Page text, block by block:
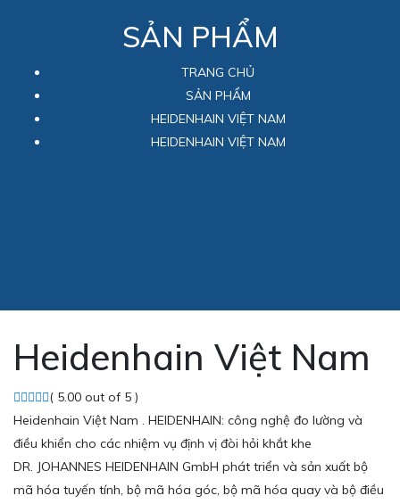
SẢN PHẨM
TRANG CHỦ
SẢN PHẨM
HEIDENHAIN VIỆT NAM
HEIDENHAIN VIỆT NAM
Heidenhain Việt Nam
( 5.00 out of 5 )
Heidenhain Việt Nam . HEIDENHAIN: công nghệ đo lường và
điều khiển cho các nhiệm vụ định vị đòi hỏi khắt khe
DR. JOHANNES HEIDENHAIN GmbH phát triển và sản xuất bộ
mã hóa tuyến tính, bộ mã hóa góc, bộ mã hóa quay và bộ điều